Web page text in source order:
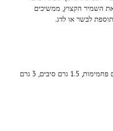
השמיר הקצוץ, ממשיכים
לבשר או לדג.
80 קלוריות, 3 גרם חלבון, 10 גרם פחמימות, 1.5 גרם סיבים, 3 גרם